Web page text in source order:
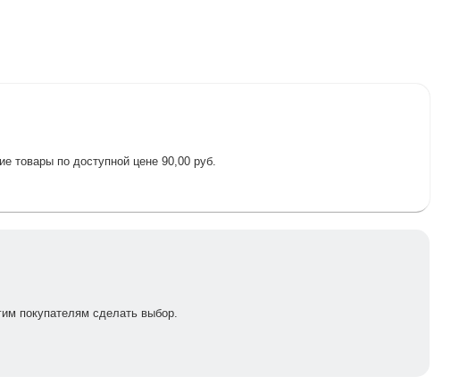
товары по доступной цене 90,00 руб.
покупателям сделать выбор.